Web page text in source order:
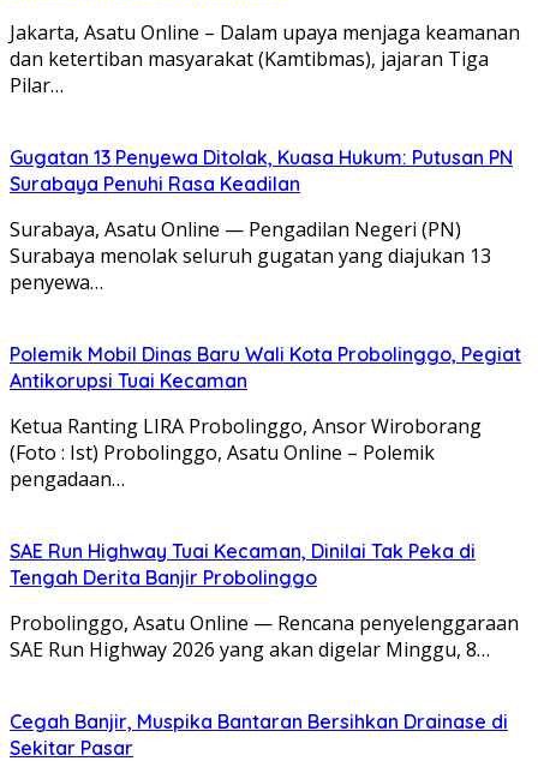
Jakarta, Asatu Online – Dalam upaya menjaga keamanan
dan ketertiban masyarakat (Kamtibmas), jajaran Tiga
Pilar…
Gugatan 13 Penyewa Ditolak, Kuasa Hukum: Putusan PN
Surabaya Penuhi Rasa Keadilan
Surabaya, Asatu Online — Pengadilan Negeri (PN)
Surabaya menolak seluruh gugatan yang diajukan 13
penyewa…
Polemik Mobil Dinas Baru Wali Kota Probolinggo, Pegiat
Antikorupsi Tuai Kecaman
Ketua Ranting LIRA Probolinggo, Ansor Wiroborang
(Foto : Ist) Probolinggo, Asatu Online – Polemik
pengadaan…
SAE Run Highway Tuai Kecaman, Dinilai Tak Peka di
Tengah Derita Banjir Probolinggo
Probolinggo, Asatu Online — Rencana penyelenggaraan
SAE Run Highway 2026 yang akan digelar Minggu, 8…
Cegah Banjir, Muspika Bantaran Bersihkan Drainase di
Sekitar Pasar